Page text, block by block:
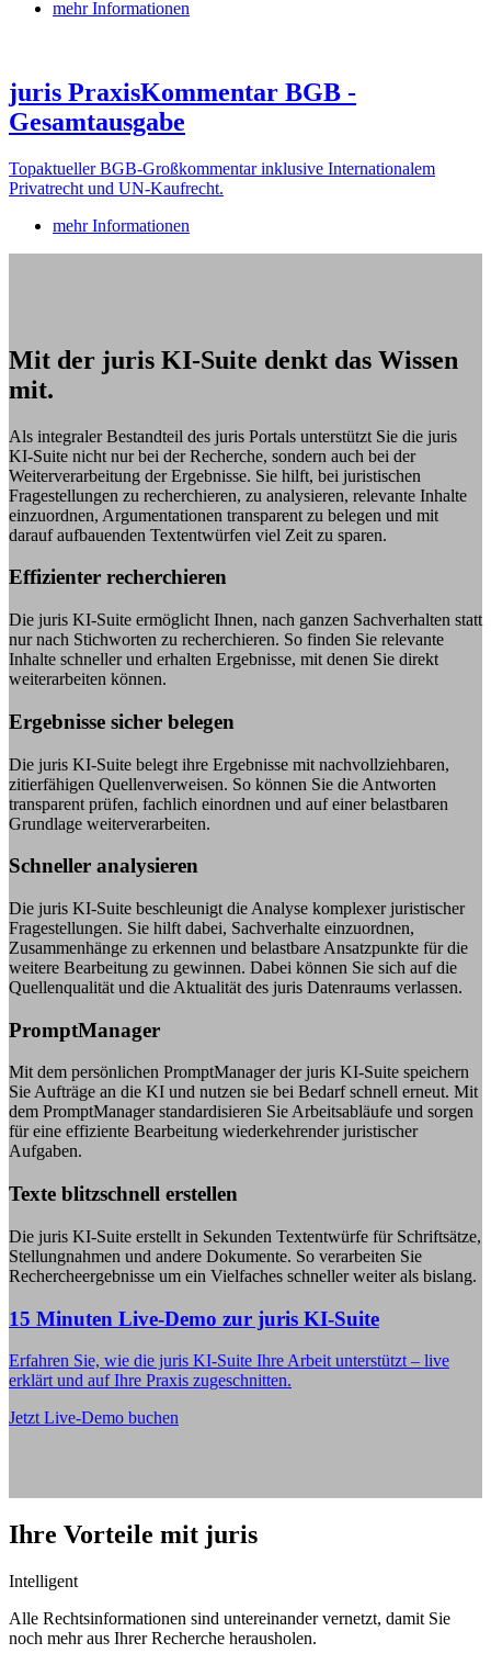
mehr Informationen
juris PraxisKommentar BGB -
Gesamtausgabe
Topaktueller BGB-Großkommentar inklusive Internationalem
Privatrecht und UN-Kaufrecht.
mehr Informationen
Mit der juris KI-Suite denkt das Wissen
mit.
Als integraler Bestandteil des juris Portals unterstützt Sie die juris
KI-Suite nicht nur bei der Recherche, sondern auch bei der
Weiterverarbeitung der Ergebnisse. Sie hilft, bei juristischen
Fragestellungen zu recherchieren, zu analysieren, relevante Inhalte
einzuordnen, Argumentationen transparent zu belegen und mit
darauf aufbauenden Textentwürfen viel Zeit zu sparen.
Effizienter recherchieren
Die juris KI-Suite ermöglicht Ihnen, nach ganzen Sachverhalten statt
nur nach Stichworten zu recherchieren. So finden Sie relevante
Inhalte schneller und erhalten Ergebnisse, mit denen Sie direkt
weiterarbeiten können.
Ergebnisse sicher belegen
Die juris KI-Suite belegt ihre Ergebnisse mit nachvollziehbaren,
zitierfähigen Quellenverweisen. So können Sie die Antworten
transparent prüfen, fachlich einordnen und auf einer belastbaren
Grundlage weiterverarbeiten.
Schneller analysieren
Die juris KI-Suite beschleunigt die Analyse komplexer juristischer
Fragestellungen. Sie hilft dabei, Sachverhalte einzuordnen,
Zusammenhänge zu erkennen und belastbare Ansatzpunkte für die
weitere Bearbeitung zu gewinnen. Dabei können Sie sich auf die
Quellenqualität und die Aktualität des juris Datenraums verlassen.
PromptManager
Mit dem persönlichen PromptManager der juris KI-Suite speichern
Sie Aufträge an die KI und nutzen sie bei Bedarf schnell erneut. Mit
dem PromptManager standardisieren Sie Arbeitsabläufe und sorgen
für eine effiziente Bearbeitung wiederkehrender juristischer
Aufgaben.
Texte blitzschnell erstellen
Die juris KI-Suite erstellt in Sekunden Textentwürfe für Schriftsätze,
Stellungnahmen und andere Dokumente. So verarbeiten Sie
Rechercheergebnisse um ein Vielfaches schneller weiter als bislang.
15 Minuten Live-Demo zur juris KI-Suite
Erfahren Sie, wie die juris KI-Suite Ihre Arbeit unterstützt – live
erklärt und auf Ihre Praxis zugeschnitten.
Jetzt Live-Demo buchen
Ihre Vorteile mit juris
Intelligent
Alle Rechtsinformationen sind untereinander vernetzt, damit Sie
noch mehr aus Ihrer Recherche herausholen.